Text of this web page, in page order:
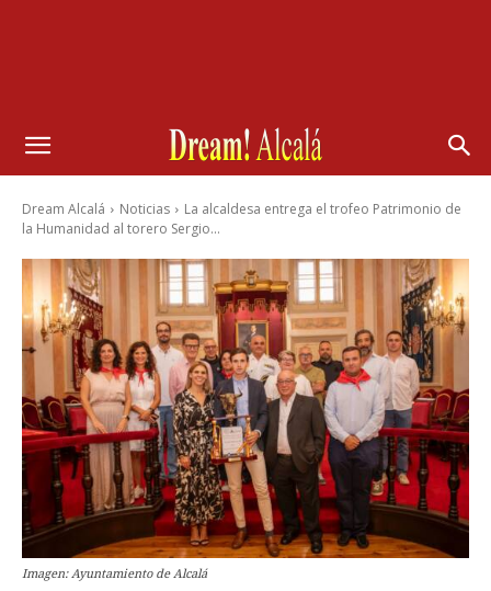
Dream Alcalá Noticias
La alcaldesa entrega el trofeo Patrimonio de
la Humanidad al torero Sergio...
Imagen: Ayuntamiento de Alcalá